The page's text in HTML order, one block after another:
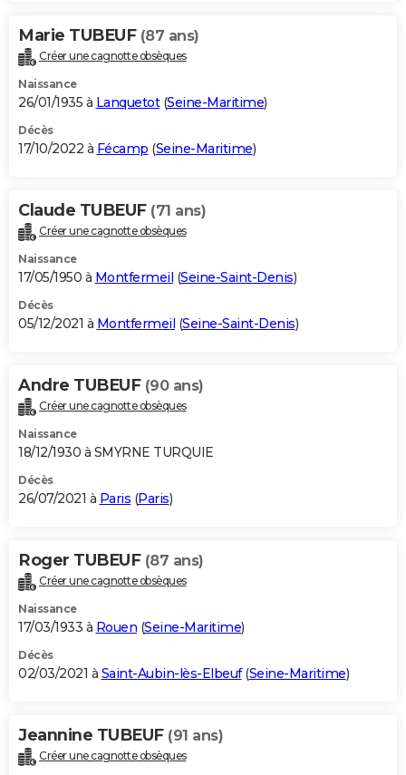
Marie TUBEUF (87 ans)
Créer une cagnotte obsèques
Naissance
26/01/1935 à Lanquetot(Seine-Maritime)
Décès
17/10/2022 à Fécamp (Seine-Maritime)
Claude TUBEUF (71 ans)
Créer une cagnotte obsèques
Naissance
17/05/1950 à Montfermeil (Seine-Saint-Denis)
Décès
05/12/2021 à Montfermeil (Seine-Saint-Denis)
Andre TUBEUF (90 ans)
Créer une cagnotte obsèques
Naissance
18/12/1930 à SMYRNE TURQUIE
Décès
26/07/2021 à Paris (Paris)
Roger TUBEUF (87 ans)
Créer une cagnotte obsèques
Naissance
17/03/1933 à Rouen (Seine-Maritime)
Décès
02/03/2021 à Saint-Aubin-lès-Elbeuf(Seine-Maritime)
Jeannine TUBEUF (91 ans)
Créer une cagnotte obsèques